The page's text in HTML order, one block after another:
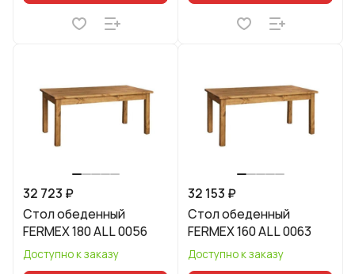
32 723 ₽
Стол обеденный
FERMEX 180 ALL 0056
Доступно к заказу
32 153 ₽
Стол обеденный
FERMEX 160 ALL 0063
Доступно к заказу